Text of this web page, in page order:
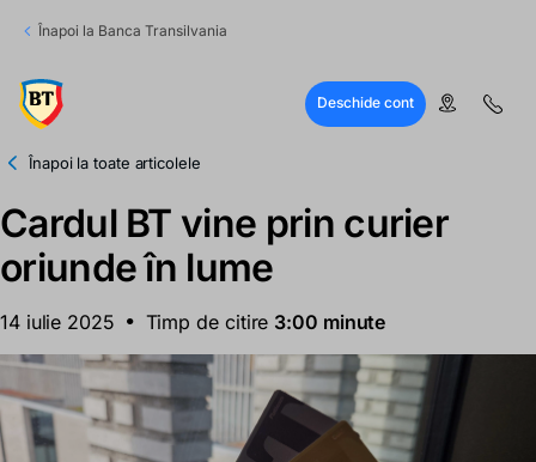
Înapoi la Banca Transilvania
Deschide cont
Înapoi la toate articolele
Cardul BT vine prin curier
oriunde în lume
14 iulie 2025 Timp de citire 3:00 minute